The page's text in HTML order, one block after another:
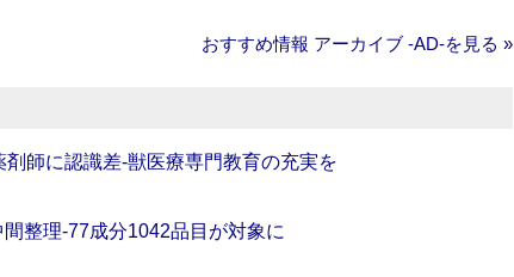
おすすめ情報 アーカイブ ‐AD‐を見る »
剤師に認識差‐獣医療専門教育の充実を
整理‐77成分1042品目が対象に